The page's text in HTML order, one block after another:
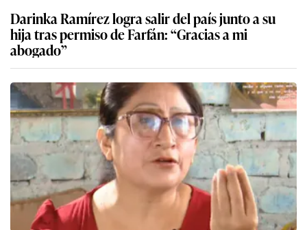
Darinka Ramírez logra salir del país junto a su
hija tras permiso de Farfán: “Gracias a mi
abogado”